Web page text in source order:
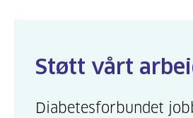
Støtt vårt
Diabetesforbundet